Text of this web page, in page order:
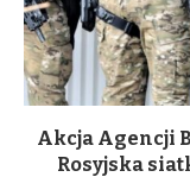
Akcja Agencji
Rosyjska